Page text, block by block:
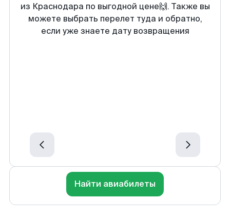
из Краснодара по выгодной цене🙌. Также вы
можете выбрать перелет туда и обратно,
если уже знаете дату возвращения
Найти авиабилеты